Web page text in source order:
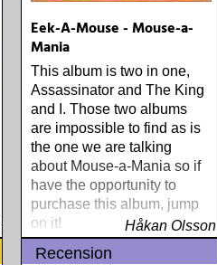
Eek-A-Mouse - Mouse-a-
Mania
This album is two in one,
Assassinator and The King
and I. Those two albums
are impossible to find as is
the one we are talking
about Mouse-a-Mania so if
have the opportunity to
purchase this album, jump
on it!
Håkan Olsson
Recension